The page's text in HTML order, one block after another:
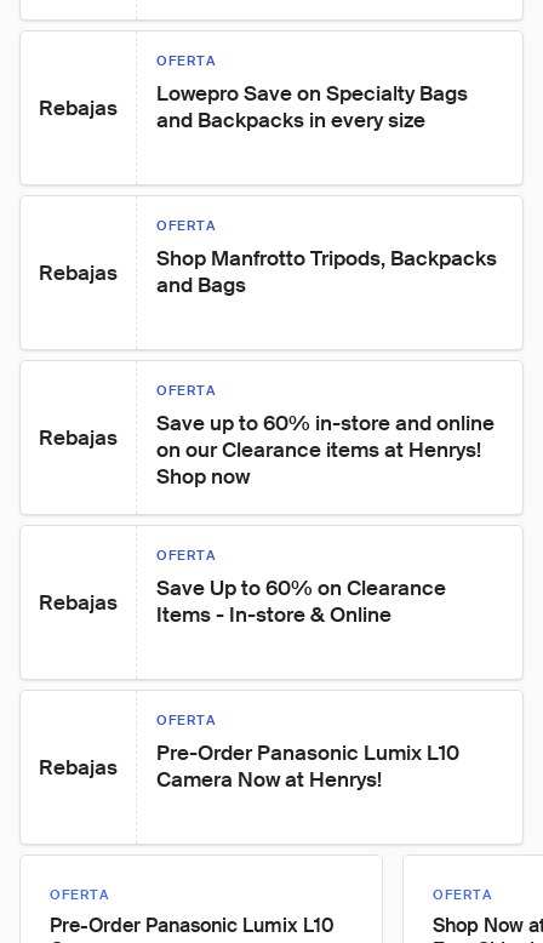
Rebajas
OFERTA
Lowepro Save on Specialty Bags
and Backpacks in every size
Rebajas
OFERTA
Shop Manfrotto Tripods, Backpacks
and Bags
Rebajas
OFERTA
Save up to 60% in-store and online
on our Clearance items at Henrys!
Shop now
Rebajas
OFERTA
Save Up to 60% on Clearance
Items - In-store & Online
Rebajas
OFERTA
Pre-Order Panasonic Lumix L10
Camera Now at Henrys!
OFERTA
Pre-Order Panasonic Lumix L10
OFERTA
Shop Now